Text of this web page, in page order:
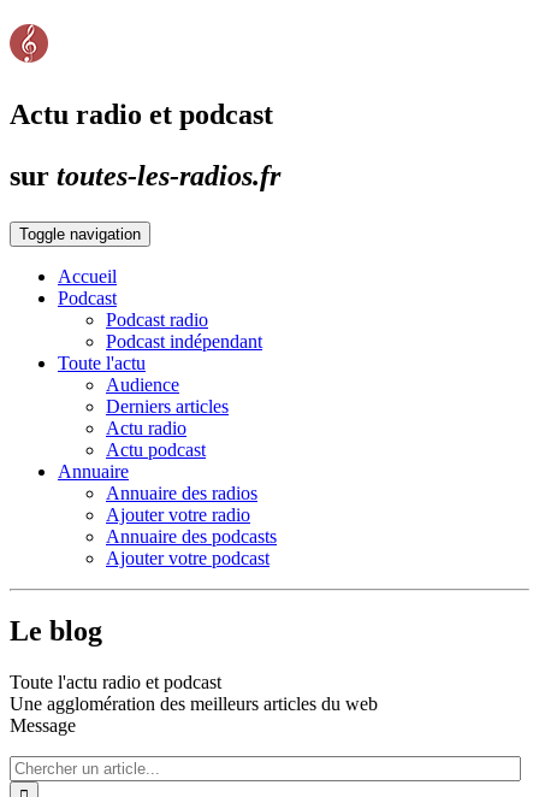
Actu radio et podcast
sur toutes-les-radios.fr
Toggle navigation
Accueil
Podcast
Podcast radio
Podcast indépendant
Toute l'actu
Audience
Derniers articles
Actu radio
Actu podcast
Annuaire
Annuaire des radios
Ajouter votre radio
Annuaire des podcasts
Ajouter votre podcast
Le blog
Toute l'actu radio et podcast
Une agglomération des meilleurs articles du web
Message